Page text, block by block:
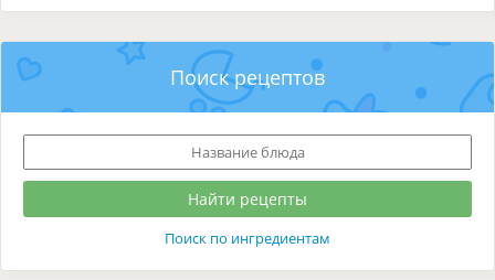
Поиск рецептов
Поиск по ингредиентам